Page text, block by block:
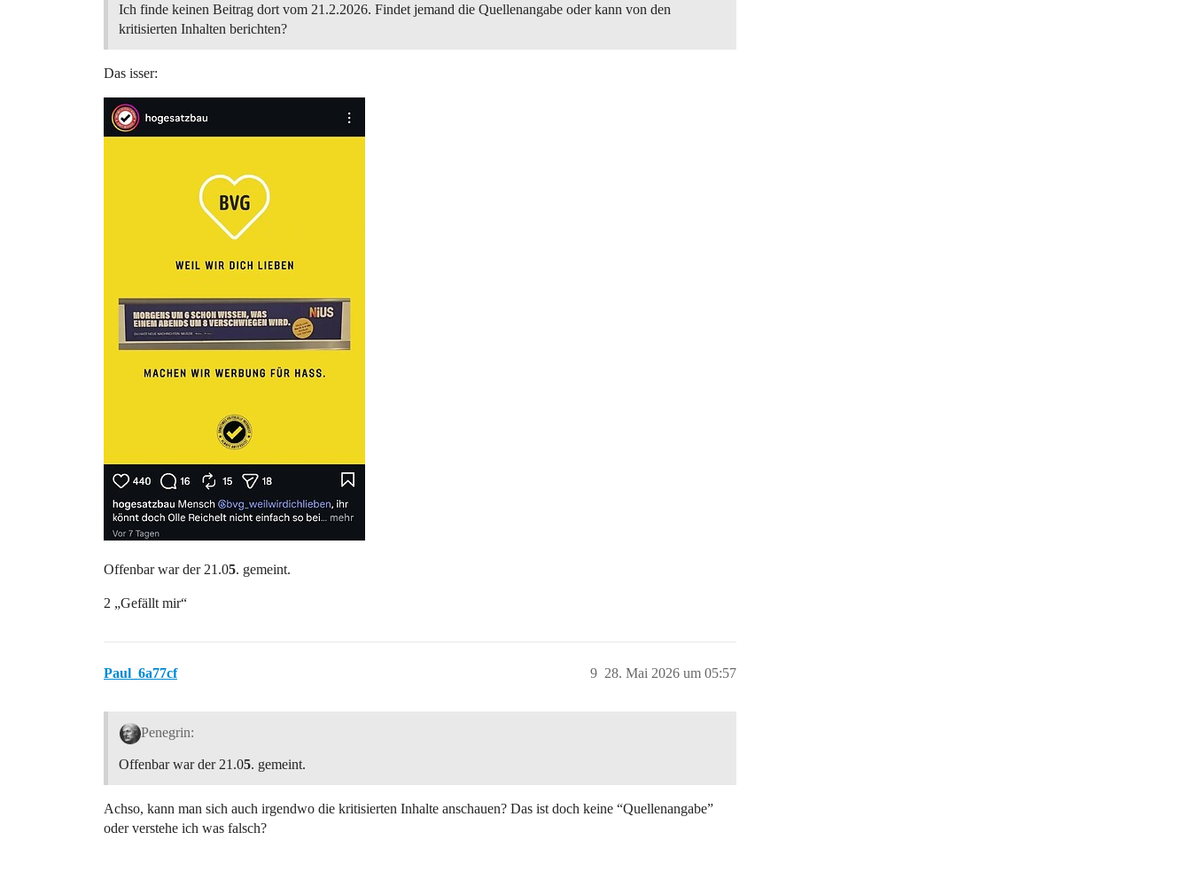
Ich finde keinen Beitrag dort vom 21.2.2026. Findet jemand die Quellenangabe oder kann von den
kritisierten Inhalten berichten?
Das isser:
Offenbar war der 21.05. gemeint.
2 „Gefällt mir“
Paul_6a77cf 28. Mai 2026 um 05:57
9
Penegrin:
Offenbar war der 21.05. gemeint.
Achso, kann man sich auch irgendwo die kritisierten Inhalte anschauen? Das ist doch keine “Quellenangabe”
oder verstehe ich was falsch?